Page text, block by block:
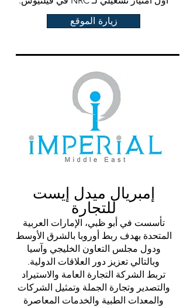
زيارة الموقع
إمبريال ميدل إيست
للتجارة
تأسست في أبو ظبي، الإمارات العربية
المتحدة بهدف ربط أوروبا بالشرق الأوسط
ودول مجلس التعاون الخليجي وآسيا
وبالتالي تعزيز دور العلاقات الدولية.
تربط الشركة التجارة العامة والاستيراد
والتصدير وتجارة الجملة وتمثيل الشركات
والمعدات الطبية والخدمات المعاصرة